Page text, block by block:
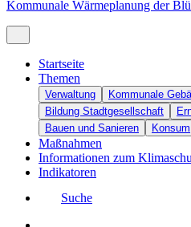
Kommunale Wärmeplanung der
Startseite
Themen
Verwaltung Kommunale
Bildung Stadtgesellschaft
Bauen und Sanieren
Konsum
Maßnahmen
Informationen zum
Indikatoren
Suche